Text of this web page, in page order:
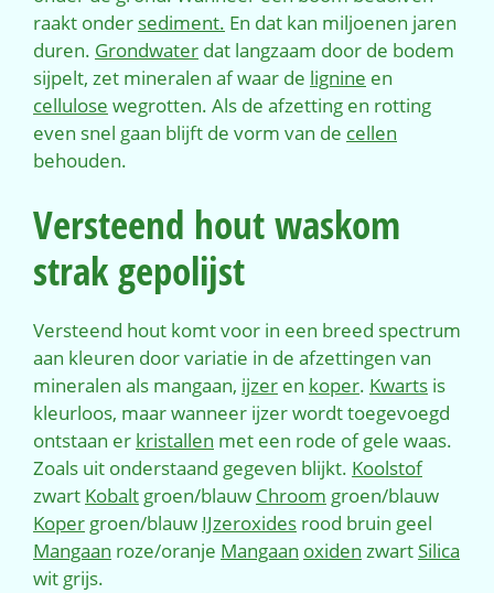
raakt onder sediment. En dat kan miljoenen jaren
duren. Grondwater dat langzaam door de bodem
sijpelt, zet mineralen af waar de lignine en
cellulose wegrotten. Als de afzetting en rotting
even snel gaan blijft de vorm van de cellen
behouden.
Versteend hout waskom
strakgepolijst
Versteend hout komt voor in een breed spectrum
aan kleuren door variatie in de afzettingen van
mineralen als mangaan, ijzer en koper. Kwarts is
kleurloos, maar wanneer ijzer wordt toegevoegd
ontstaan er kristallen met een rode of gele waas.
Zoals uit onderstaand gegeven blijkt. Koolstof
zwart Kobalt groen/blauw Chroom groen/blauw
Koper groen/blauw IJzeroxides rood bruin geel
Mangaan roze/oranje Mangaan oxiden zwart Silica
wit grijs.